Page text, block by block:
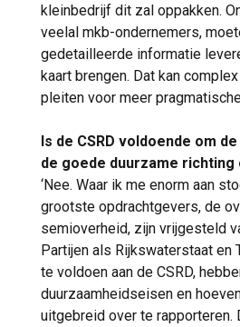
kleinbedrijf dit zal oppakken.
veelal mkb-ondernemers,
gedetailleerde informatie
kaart brengen. Dat kan
pleiten voor meer
Is de CSRD voldoende om
de goede duurzame richting
‘Nee. Waar ik me enorm aan
grootste opdrachtgevers, de
semioverheid, zijn vrijgesteld
Partijen als Rijkswaterstaat en
te voldoen aan de CSRD,
duurzaamheidseisen en
uitgebreid over te rapporteren.